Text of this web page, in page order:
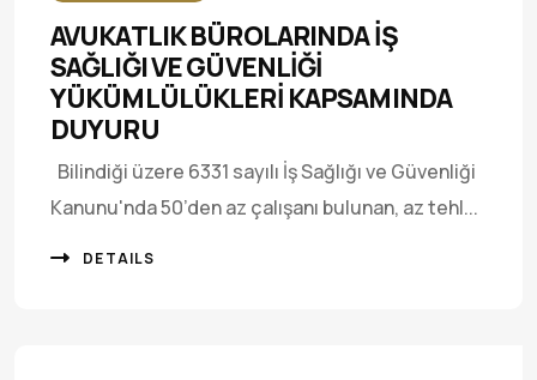
AVUKATLIK BÜROLARINDA İŞ
SAĞLIĞI VE GÜVENLİĞİ
YÜKÜMLÜLÜKLERİ KAPSAMINDA
DUYURU
Bilindiği üzere 6331 sayılı İş Sağlığı ve Güvenliği
Kanunu'nda 50’den az çalışanı bulunan, az tehl...
DETAILS